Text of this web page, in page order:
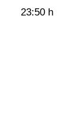
23:50 h